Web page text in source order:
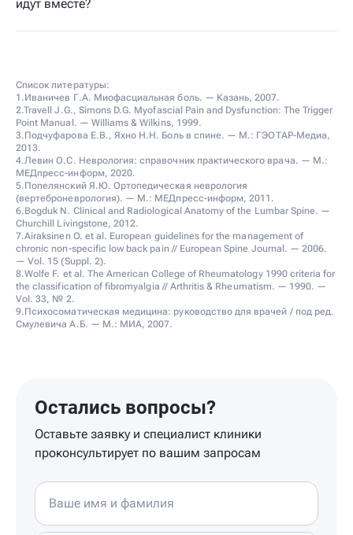
идут вместе?
Список литературы:
1.Иваничев Г.А. Миофасциальная боль. — Казань, 2007.
2.Travell J.G., Simons D.G. Myofascial Pain and Dysfunction: The Trigger
Point Manual. — Williams & Wilkins, 1999.
3.Подчуфарова Е.В., Яхно Н.Н. Боль в спине. — М.: ГЭОТАР-Медиа,
2013.
4.Левин О.С. Неврология: справочник практического врача. — М.:
МЕДпресс-информ, 2020.
5.Попелянский Я.Ю. Ортопедическая неврология
(вертеброневрология). — М.: МЕДпресс-информ, 2011.
6.Bogduk N. Clinical and Radiological Anatomy of the Lumbar Spine. —
Churchill Livingstone, 2012.
7.Airaksinen O. et al. European guidelines for the management of
chronic non-specific low back pain // European Spine Journal. — 2006.
— Vol. 15 (Suppl. 2).
8.Wolfe F. et al. The American College of Rheumatology 1990 criteria for
the classification of fibromyalgia // Arthritis & Rheumatism. — 1990. —
Vol. 33, № 2.
9.Психосоматическая медицина: руководство для врачей / под ред.
Смулевича А.Б. — М.: МИА, 2007.
Остались вопросы?
Оставьте заявку и специалист клиники
проконсультирует по вашим запросам